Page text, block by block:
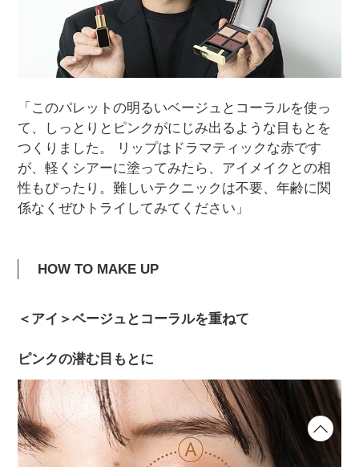
「このパレットの明るいベージュとコーラルを使っ
て、しっとりとピンクがにじみ出るような目もとを
つくりました。 リップはドラマティックな赤です
が、軽くシアーに塗ってみたら、アイメイクとの相
性もぴったり。難しいテクニックは不要、年齢に関
係なくぜひトライしてみてください」
HOW TO MAKE UP
＜アイ＞ベージュとコーラルを重ねて
ピンクの潜む目もとに